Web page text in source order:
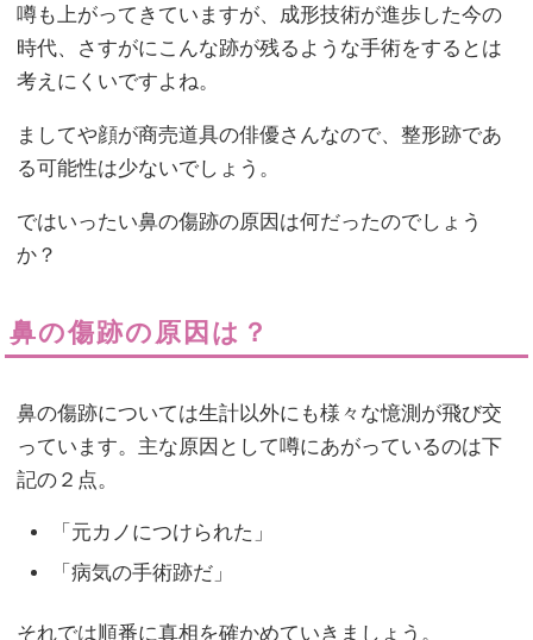
噂も上がってきていますが、成形技術が進歩した今の
時代、さすがにこんな跡が残るような手術をするとは
考えにくいですよね。
ましてや顔が商売道具の俳優さんなので、整形跡であ
る可能性は少ないでしょう。
ではいったい鼻の傷跡の原因は何だったのでしょう
か？
鼻の傷跡の原因は？
鼻の傷跡については生計以外にも様々な憶測が飛び交
っています。主な原因として噂にあがっているのは下
記の２点。
「元カノにつけられた」
「病気の手術跡だ」
それでは順番に真相を確かめていきましょう。